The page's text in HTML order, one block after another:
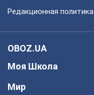
Редакционная политика
OBOZ.UA
Моя Школа
Мир